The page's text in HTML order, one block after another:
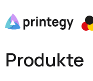
Produkte